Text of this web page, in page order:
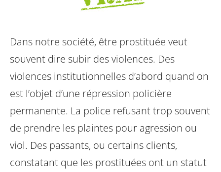
Dans notre société, être prostituée veut
souvent dire subir des violences. Des
violences institutionnelles d’abord quand on
est l’objet d’une répression policière
permanente. La police refusant trop souvent
de prendre les plaintes pour agression ou
viol. Des passants, ou certains clients,
constatant que les prostituées ont un statut